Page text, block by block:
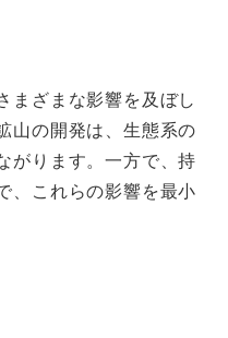
まざまな影響を及ぼし
山の開発は、生態系の
がります。一方で、持
、これらの影響を最小